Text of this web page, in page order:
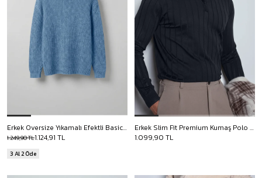
Erkek Oversize Yıkamalı Efektli Basic Kazak Mavi
1.124,91 TL
1.249,90 TL
3 Al 2 Öde
Erkek Slim Fit Premium Kumaş Polo Yaka Düğmeli Kazak Lacivert
1.099,90 TL